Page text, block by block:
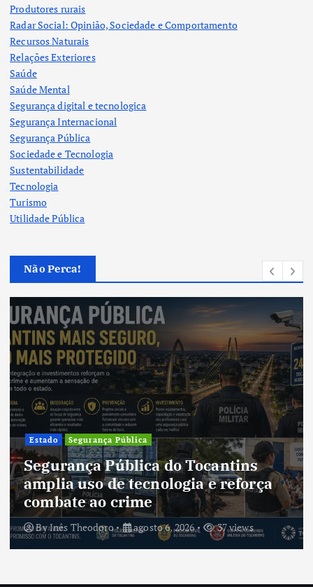
Produtores rurais
Radar Social: Opinião, Sociedade e Comportamento
Recursos Naturais
Relações Exteriores
Saúde
Saúde Mental
Segurança digital e tecnologica
Segurança Internacional
Segurança Pública
Sociedade e Tecnologia
Sustentabilidade
Tecnologia
Turismo
Utilidade Pública
Não Perca!
Cultura
Cultura do Tocantins preserva
tradições e fortalece identidade de
um estado em constante
transformação
ByInês Theodoro agosto 5, 2026 38 views